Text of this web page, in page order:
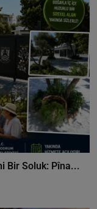
Bir Soluk: Pîna...